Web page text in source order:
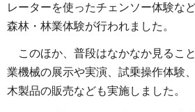
レーターを使ったチェンソー体験な
森林・林業体験が行われました。
このほか、普段はなかなか見るこ
業機械の展示や実演、試乗操作体験
木製品の販売なども実施しました。